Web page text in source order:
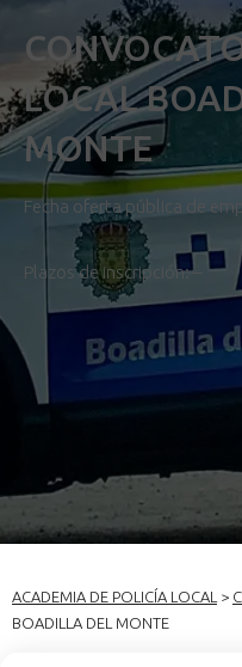
LOCAL
MONTE
Fecha oferta pública de
Plazos de inscripción: –
ACADEMIA DE POLICÍA LOCAL >
BOADILLA DEL MONTE